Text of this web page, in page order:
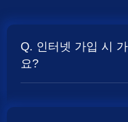
Q. 인터넷 가입 시
요?